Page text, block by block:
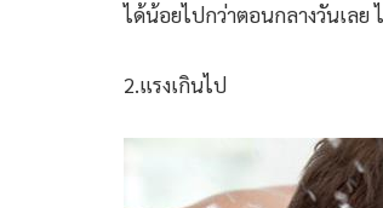
ได้น้อยไปกว่าตอนกลางวันเลย
2.แรงเกินไป